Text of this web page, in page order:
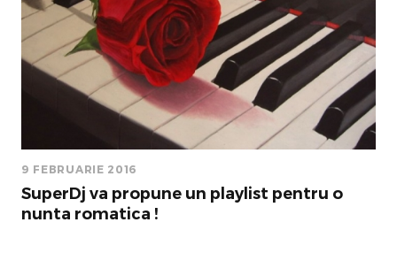
9 FEBRUARIE 2016
SuperDj va propune un playlist pentru o
nunta romatica !